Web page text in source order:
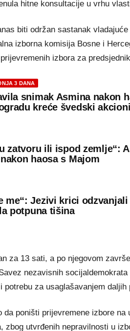
hitne konsultacije u vrhu
biti održan sastanak
izborna komisija Bosne i
izbora za
3 DANA
snimak Asmina nakon
kreće švedski
zatvoru ili ispod zemlje“:
haosa s Majom
me“: Jezivi krici
potpuna tišina
za 13 sati, a po njegovom
nezavisnih
potrebu za usaglašavanjem daljih
da poništi prijevremene izbore na
zbog utvrđenih nepravilnosti u